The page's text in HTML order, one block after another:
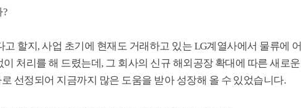
?
할지, 사업 초기에 현재도 거래하고 있는 LG계열사에서 물류에 어
처리를 해 드렸는데, 그 회사의 신규 해외공장 확대에 따른 새로운
선정되어 지금까지 많은 도움을 받아 성장해 올 수 있었습니다.